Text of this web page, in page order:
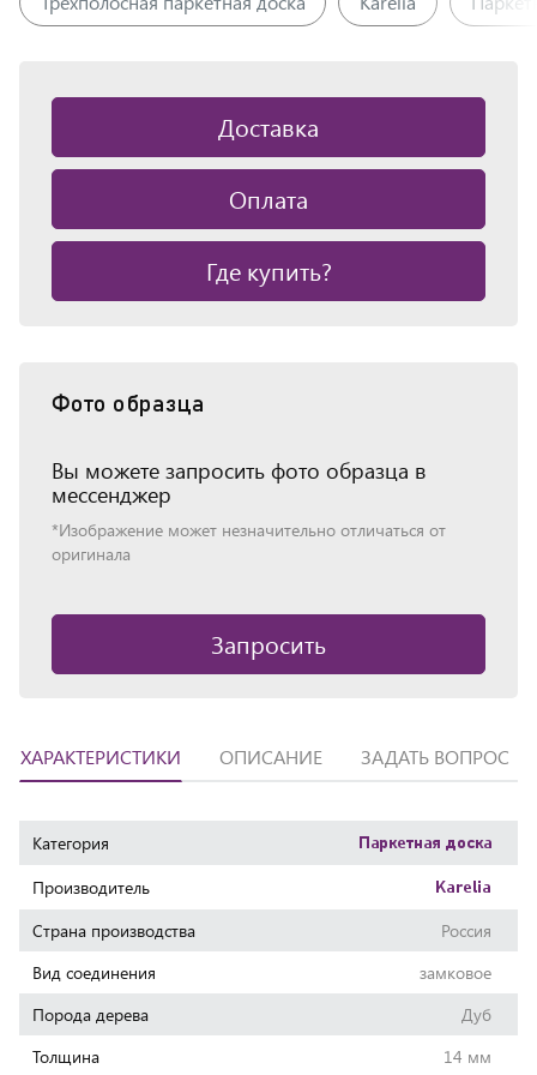
Доставка
Оплата
Где купить?
Фото образца
Вы можете запросить фото образца в
мессенджер
*Изображение может незначительно отличаться от
оригинала
Запросить
ХАРАКТЕРИСТИКИ ОПИСАНИЕ ЗАДАТЬ ВОПРОС
Характеристики
Категория Паркетная доска
Производитель Karelia
Страна производства
Россия
Вид соединения
замковое
Порода дерева
Дуб
Толщина
14 мм